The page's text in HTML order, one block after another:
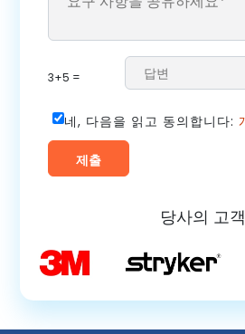
3+5 =
네, 다음을 읽고 동의합니다:
당사의 고객